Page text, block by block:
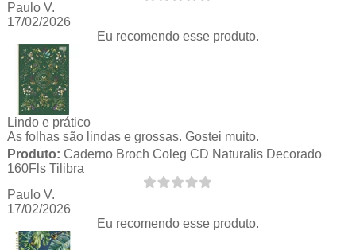
Paulo V.
17/02/2026
Eu recomendo esse produto.
Lindo e prático
As folhas são lindas e grossas. Gostei muito.
Produto: Caderno Broch Coleg CD Naturalis Decorado
160Fls Tilibra
Paulo V.
17/02/2026
Eu recomendo esse produto.